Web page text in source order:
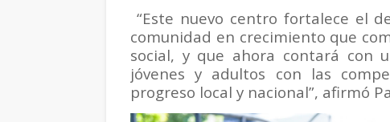
“Este nuevo centro fortalece el
comunidad en crecimiento que
social, y que ahora contará con
jóvenes y adultos con las
progreso local y nacional”, afirmó